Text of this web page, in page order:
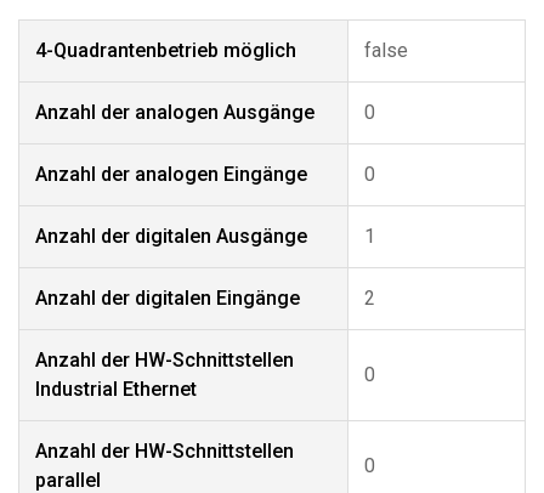
4-Quadrantenbetrieb möglich false
Anzahl der analogen Ausgänge 0
Anzahl der analogen Eingänge 0
Anzahl der digitalen Ausgänge 1
Anzahl der digitalen Eingänge 2
Anzahl der HW-Schnittstellen
Industrial Ethernet
0
Anzahl der HW-Schnittstellen
parallel
0